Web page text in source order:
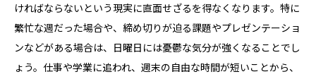
ければならないという現実に直面せざるを得なくなります。特に
繁忙な週だった場合や、締め切りが迫る課題やプレゼンテーショ
ンなどがある場合は、日曜日には憂鬱な気分が強くなることでし
ょう。仕事や学業に追われ、週末の自由な時間が短いことから、